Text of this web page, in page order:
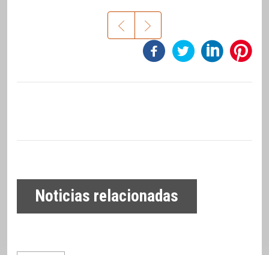
Noticias relacionadas